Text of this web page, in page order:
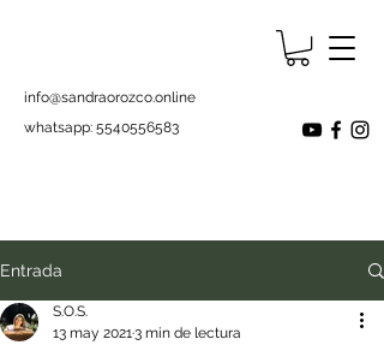
info@sandraorozco.online
whatsapp: 5540556583
Entrada
S.O.S.
13 may 20213 min de lectura